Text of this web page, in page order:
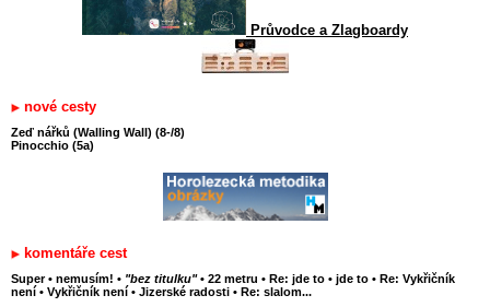
Průvodce a Zlagboardy
nové cesty
Zeď nářků (Walling Wall) (8-/8)
Pinocchio (5a)
komentáře cest
Super • nemusím! • "bez titulku" • 22 metru • Re: jde to • jde to • Re: Vykřičník
není • Vykřičník není • Jizerské radosti • Re: slalom...